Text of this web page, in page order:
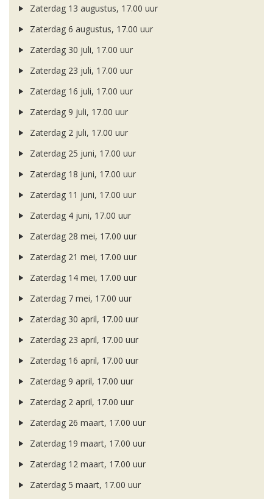
Zaterdag 13 augustus, 17.00 uur
Zaterdag 6 augustus, 17.00 uur
Zaterdag 30 juli, 17.00 uur
Zaterdag 23 juli, 17.00 uur
Zaterdag 16 juli, 17.00 uur
Zaterdag 9 juli, 17.00 uur
Zaterdag 2 juli, 17.00 uur
Zaterdag 25 juni, 17.00 uur
Zaterdag 18 juni, 17.00 uur
Zaterdag 11 juni, 17.00 uur
Zaterdag 4 juni, 17.00 uur
Zaterdag 28 mei, 17.00 uur
Zaterdag 21 mei, 17.00 uur
Zaterdag 14 mei, 17.00 uur
Zaterdag 7 mei, 17.00 uur
Zaterdag 30 april, 17.00 uur
Zaterdag 23 april, 17.00 uur
Zaterdag 16 april, 17.00 uur
Zaterdag 9 april, 17.00 uur
Zaterdag 2 april, 17.00 uur
Zaterdag 26 maart, 17.00 uur
Zaterdag 19 maart, 17.00 uur
Zaterdag 12 maart, 17.00 uur
Zaterdag 5 maart, 17.00 uur